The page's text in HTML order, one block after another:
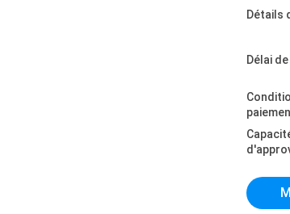
Détails
Délai